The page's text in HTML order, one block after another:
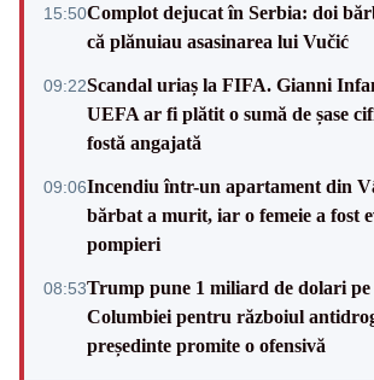
15:50Complot dejucat în Serbia: doi
că plănuiau asasinarea lui Vučić
09:22Scandal uriaș la FIFA. Gianni
UEFA ar fi plătit o sumă de șase
fostă angajată
09:06Incendiu într-un apartament din
bărbat a murit, iar o femeie a fost
pompieri
08:53Trump pune 1 miliard de dolari pe
Columbiei pentru războiul
președinte promite o ofensivă